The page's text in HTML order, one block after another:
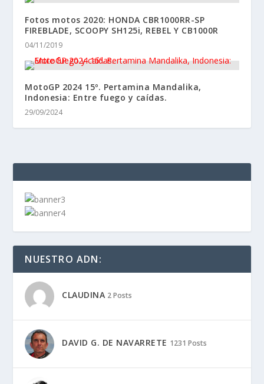
Fotos motos 2020: HONDA CBR1000RR-SP
FIREBLADE, SCOOPY SH125i, REBEL Y CB1000R
04/11/2019
MotoGP 2024 15º. Pertamina Mandalika,
Indonesia: Entre fuego y caídas.
29/09/2024
NUESTRO ADN:
CLAUDINA 2 Posts
DAVID G. DE NAVARRETE 1231 Posts